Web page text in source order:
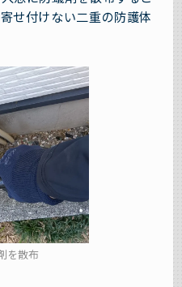
せ付けない二重の防護体
を散布